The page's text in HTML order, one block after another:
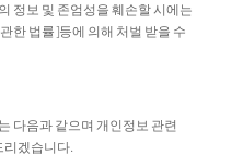
정보 및 존엄성을 훼손할 시에는
한 법률]등에 의해 처벌 받을 수
다음과 같으며 개인정보 관련
겠습니다.